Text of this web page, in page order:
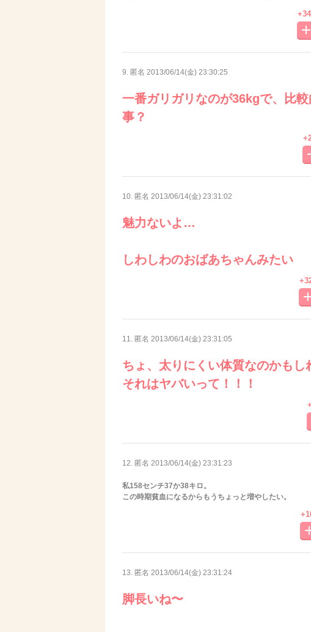
9. 匿名 2013/06/14(金) 23:30:25
一番ガリガリなのが36kgで、比
事？
10. 匿名 2013/06/14(金) 23:31:02
魅力ないよ…
しわしわのおばあちゃんみたい
11. 匿名 2013/06/14(金) 23:31:05
ちょ、太りにくい体質なのかもし
それはヤバいって！！！
12. 匿名 2013/06/14(金) 23:31:23
私158センチ37か38キロ。
この時期貧血になるからもうちょっと増やしたい。
13. 匿名 2013/06/14(金) 23:31:24
脚長いね〜